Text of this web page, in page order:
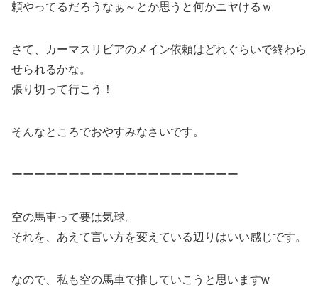
頼やってるだろうなぁ～とか思うと何かニヤけるｗ
さて、カーマスリビアのメイン依頼はどれぐらいで終わら
せられるかな。
張り切って行こう！
そんなところでおやすみなさいです。
ーーーーーーーーーーーーーーーーーーーー
空の馬車って要は気球。
それを、あえて言い方を変えている辺りはいい感じです。
なので、私も空の馬車で推していこうと思いますw